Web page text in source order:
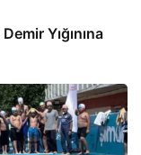
Yığınına